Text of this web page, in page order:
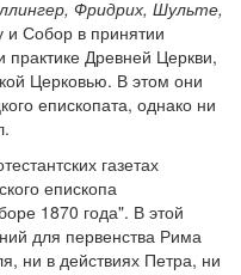
Фридрих, Шульте,
Собор в принятии
Древней Церкви,
Церковью. В этом они
епископата, однако ни
газетах
епископа
1870 года". В этой
для первенства Рима
ни в действиях Петра, ни